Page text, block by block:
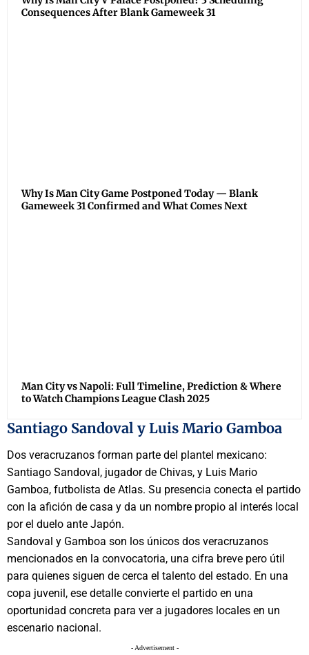
Consequences After Blank Gameweek 31
Why Is Man City Game Postponed Today — Blank
Gameweek 31 Confirmed and What Comes Next
Man City vs Napoli: Full Timeline, Prediction & Where
to Watch Champions League Clash 2025
Santiago Sandoval y Luis Mario Gamboa
Dos veracruzanos forman parte del plantel mexicano:
Santiago Sandoval, jugador de Chivas, y Luis Mario
Gamboa, futbolista de Atlas. Su presencia conecta el partido
con la afición de casa y da un nombre propio al interés local
por el duelo ante Japón.
Sandoval y Gamboa son los únicos dos veracruzanos
mencionados en la convocatoria, una cifra breve pero útil
para quienes siguen de cerca el talento del estado. En una
copa juvenil, ese detalle convierte el partido en una
oportunidad concreta para ver a jugadores locales en un
escenario nacional.
- Advertisement -